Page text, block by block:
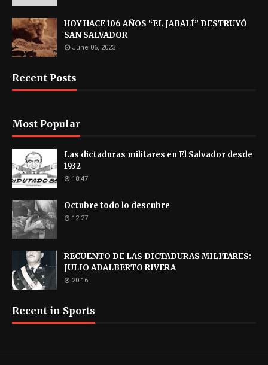
HOY HACE 106 AÑOS “EL JABALÍ” DESTRUYÓ
SAN SALVADOR
June 06, 2023
Recent Posts
Most Popular
Las dictaduras militares en El Salvador desde
1932
18:47
Octubre todo lo descubre
12:27
RECUENTO DE LAS DICTADURAS MILITARES:
JULIO ADALBERTO RIVERA
20:16
Recent in Sports